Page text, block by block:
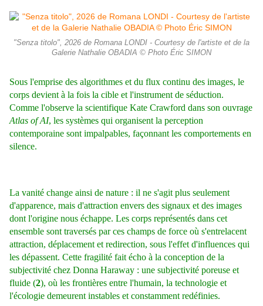
"Senza titolo", 2026 de Romana LONDI - Courtesy de l'artiste et de la
Galerie Nathalie OBADIA © Photo Éric SIMON
Sous l'emprise des algorithmes et du flux continu des images, le
corps devient à la fois la cible et l'instrument de séduction.
Comme l'observe la scientifique Kate Crawford dans son ouvrage
Atlas of AI, les systèmes qui organisent la perception
contemporaine sont impalpables, façonnant les comportements en
silence.
La vanité change ainsi de nature : il ne s'agit plus seulement
d'apparence, mais d'attraction envers des signaux et des images
dont l'origine nous échappe. Les corps représentés dans cet
ensemble sont traversés par ces champs de force où s'entrelacent
attraction, déplacement et redirection, sous l'effet d'influences qui
les dépassent. Cette fragilité fait écho à la conception de la
subjectivité chez Donna Haraway : une subjectivité poreuse et
fluide (2), où les frontières entre l'humain, la technologie et
l'écologie demeurent instables et constamment redéfinies.